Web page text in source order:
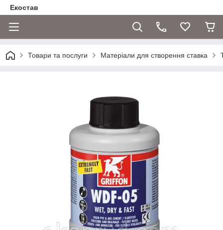
Екостав
Товари та послуги Матеріали для створення ставка